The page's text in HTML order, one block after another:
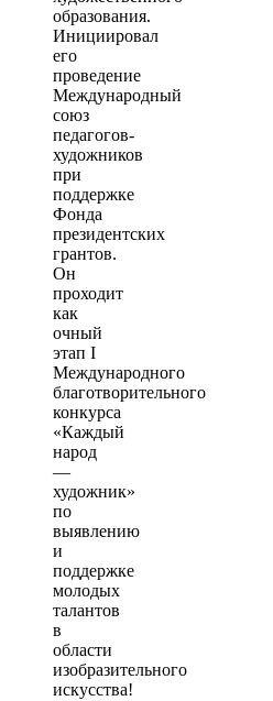
образования.
Инициировал
его
проведение
Международный
союз
педагогов-
художников
при
поддержке
Фонда
президентских
грантов.
Он
проходит
как
очный
этап I
Международного
благотворительного
конкурса
«Каждый
народ
—
художник»
по
выявлению
и
поддержке
молодых
талантов
в
области
изобразительного
искусства!